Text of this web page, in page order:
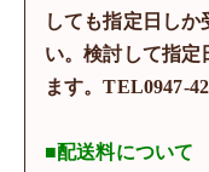
しても指定日し
い。検討して指定
ます。TEL0947-
■配送料について